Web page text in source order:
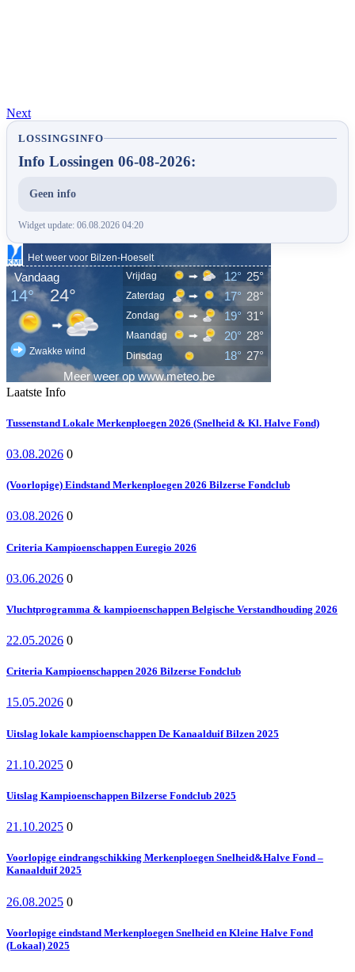
Next
LOSSINGSINFO
Info Lossingen 06-08-2026:
Geen info
Widget update: 06.08.2026 04:20
Laatste Info
Tussenstand Lokale Merkenploegen 2026 (Snelheid & Kl. Halve Fond)
03.08.2026 0
(Voorlopige) Eindstand Merkenploegen 2026 Bilzerse Fondclub
03.08.2026 0
Criteria Kampioenschappen Euregio 2026
03.06.2026 0
Vluchtprogramma & kampioenschappen Belgische Verstandhouding 2026
22.05.2026 0
Criteria Kampioenschappen 2026 Bilzerse Fondclub
15.05.2026 0
Uitslag lokale kampioenschappen De Kanaalduif Bilzen 2025
21.10.2025 0
Uitslag Kampioenschappen Bilzerse Fondclub 2025
21.10.2025 0
Voorlopige eindrangschikking Merkenploegen Snelheid&Halve Fond –
Kanaalduif 2025
26.08.2025 0
Voorlopige eindstand Merkenploegen Snelheid en Kleine Halve Fond
(Lokaal) 2025